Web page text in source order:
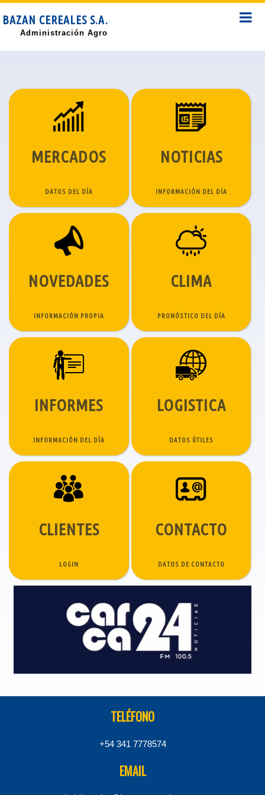
BAZAN CEREALES S.A.
Administración Agro
MERCADOS
DATOS DEL DÍA
NOTICIAS
INFORMACIÓN DEL DÍA
NOVEDADES
INFORMACIÓN PROPIA
CLIMA
PRONÓSTICO DEL DÍA
INFORMES
INFORMACIÓN DEL DÍA
LOGISTICA
DATOS ÚTILES
CLIENTES
LOGIN
CONTACTO
DATOS DE CONTACTO
TELÉFONO
+54 341 7778574
EMAIL